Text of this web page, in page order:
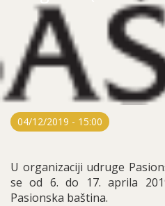
04/12/2019 - 15:00
U organizaciji udruge
se od 6. do 17. aprila
Pasionska baština.